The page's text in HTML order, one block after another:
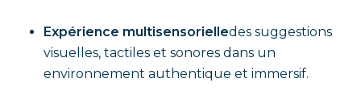
Expérience multisensorielledes suggestions
visuelles, tactiles et sonores dans un
environnement authentique et immersif.